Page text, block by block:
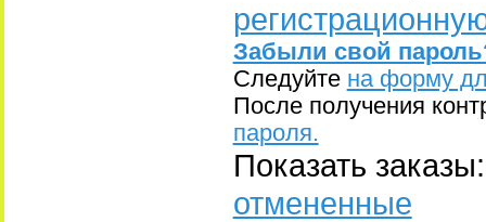
Забыли свой
Следуйте на форму
После получения
пароля.
Показать заказы:
отмененные